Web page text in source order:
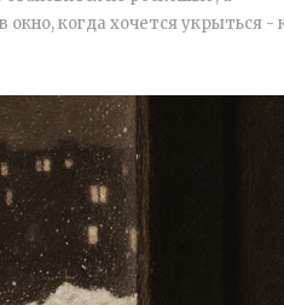
когда хочется укрыться -